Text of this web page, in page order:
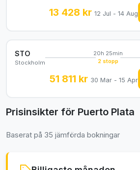
13 428 kr 12 Jul - 14 Aug
STO
Stockholm
20h 25min
2 stopp
51 811 kr 30 Mar - 15 Apr
Prisinsikter för Puerto Plata
Baserat på 35 jämförda bokningar